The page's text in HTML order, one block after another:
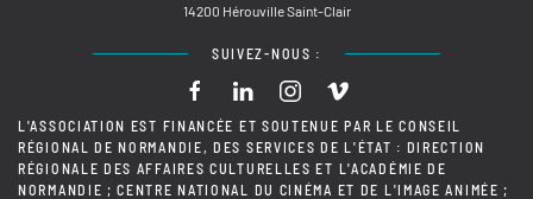
14200 Hérouville Saint-Clair
SUIVEZ-NOUS :
L'ASSOCIATION EST FINANCÉE ET SOUTENUE PAR LE CONSEIL
RÉGIONAL DE NORMANDIE, DES SERVICES DE L'ÉTAT : DIRECTION
RÉGIONALE DES AFFAIRES CULTURELLES ET L'ACADÉMIE DE
NORMANDIE ; CENTRE NATIONAL DU CINÉMA ET DE L'IMAGE ANIMÉE ;